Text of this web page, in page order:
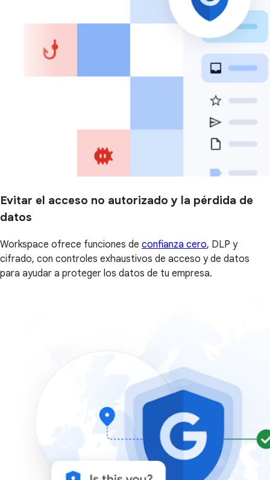
Evitar el acceso no autorizado y la pérdida de
datos
Workspace ofrece funciones de confianza cero, DLP y
cifrado, con controles exhaustivos de acceso y de datos
para ayudar a proteger los datos de tu empresa.